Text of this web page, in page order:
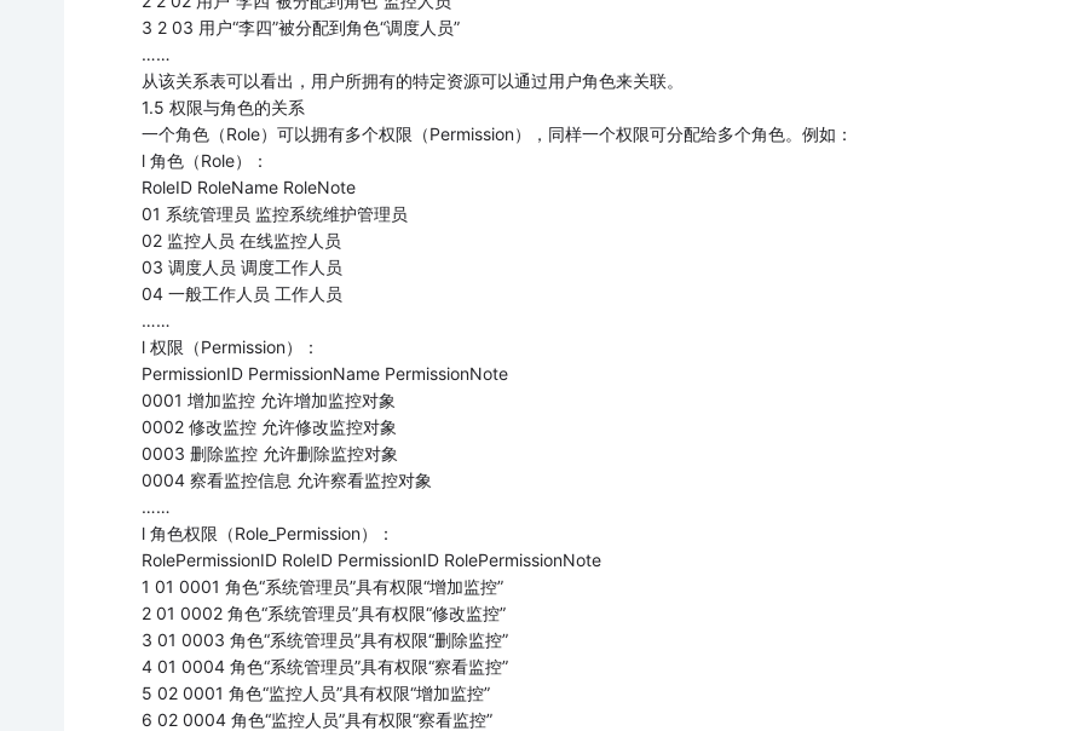
3 2 03 用户“李四”被分配到角色“调度人员”
……
从该关系表可以看出，用户所拥有的特定资源可以通过用户角色来关联。
1.5 权限与角色的关系
一个角色（Role）可以拥有多个权限（Permission），同样一个权限可分配给多个角色。例如：
l 角色（Role）：
RoleID RoleName RoleNote
01 系统管理员 监控系统维护管理员
02 监控人员 在线监控人员
03 调度人员 调度工作人员
04 一般工作人员 工作人员
……
l 权限（Permission）：
PermissionID PermissionName PermissionNote
0001 增加监控 允许增加监控对象
0002 修改监控 允许修改监控对象
0003 删除监控 允许删除监控对象
0004 察看监控信息 允许察看监控对象
……
l 角色权限（Role_Permission）：
RolePermissionID RoleID PermissionID RolePermissionNote
1 01 0001 角色“系统管理员”具有权限“增加监控”
2 01 0002 角色“系统管理员”具有权限“修改监控”
3 01 0003 角色“系统管理员”具有权限“删除监控”
4 01 0004 角色“系统管理员”具有权限“察看监控”
5 02 0001 角色“监控人员”具有权限“增加监控”
6 02 0004 角色“监控人员”具有权限“察看监控”